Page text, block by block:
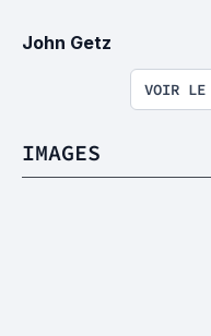
John Getz
VOIR LE
IMAGES